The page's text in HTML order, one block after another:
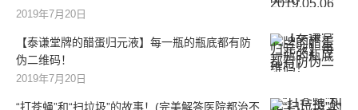
2019年7月20日
【泰谦堂牌的醋蛋归元液】每一瓶的瓶底都有防
伪二维码！
2019年7月20日
“打苍蝇”和“扫垃圾”的故事！(完美解答医院都治不